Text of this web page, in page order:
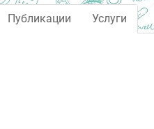
Публикации Услуги